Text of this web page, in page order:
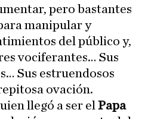
pero bastantes
manipular y
del público y,
vociferantes… Sus
Sus estruendosos
ovación.
llegó a ser el Papa